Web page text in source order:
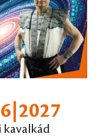
kavalkád